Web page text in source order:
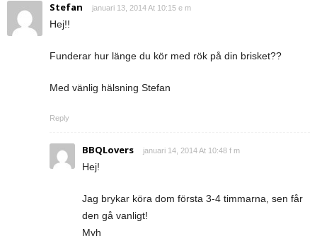
Stefan januari 13, 2014 At 10:15 e m
Hej!!
Funderar hur länge du kör med rök på din brisket??
Med vänlig hälsning Stefan
Reply
BBQLovers januari 14, 2014 At 10:48 f m
Hej!
Jag brykar köra dom första 3-4 timmarna, sen får
den gå vanligt!
Mvh